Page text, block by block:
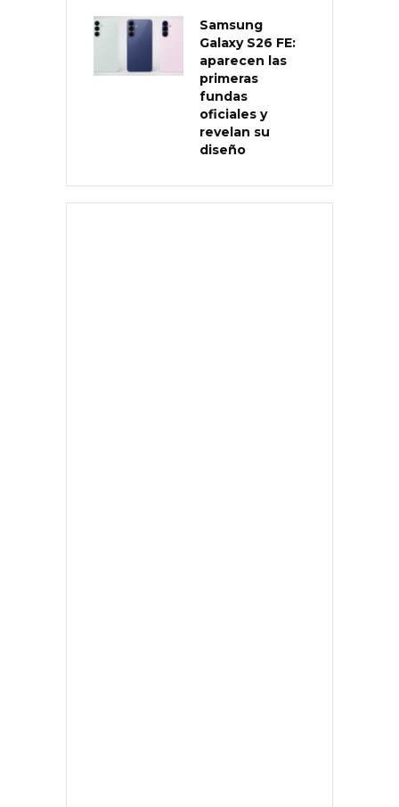
Samsung
Galaxy S26 FE:
aparecen las
primeras
fundas
oficiales y
revelan su
diseño